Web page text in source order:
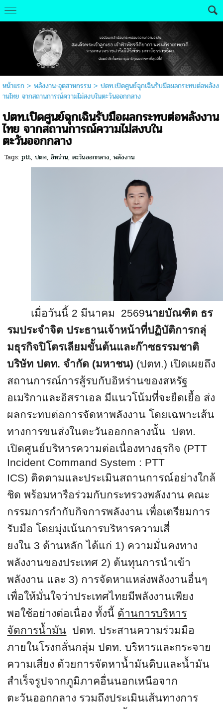
หน้าแรก> พลังงาน-อุตสาหกรรม> ปตท.เปิดศูนย์ฉุกเฉินรับมือผลกระทบต่อพลังง
านไทย จากสถานการณ์ความไม่สงบในตะวันออกกลาง
ปตท.เปิดศูนย์ฉุกเฉินรับมือผลกระทบต่อพลังงาน
ไทย จากสถานการณ์ความไม่สงบใน
ตะวันออกกลาง
Tags: ptt, ปตท, อิหร่าน, ตะวันออกกลาง, พลังงาน
เมื่อวันนี้ 2 มีนาคม 2569นายบัณฑิต ธร
รมประจําจิต ประธานเจ้าหน้าที่ปฏิบัติการกลุ่
มธุรกิจปิโตรเลียมขั้นต้นและก๊าซธรรมชาติ
บริษัท ปตท. จำกัด (มหาชน) (ปตท.) เปิดเผยถึง
สถานการณ์การสู้รบกับอิหร่านของสหรัฐ
อเมริกาและอิสราเอล มีแนวโน้มที่จะยืดเยื้อ ส่ง
ผลกระทบต่อการจัดหาพลังงาน โดยเฉพาะเส้น
ทางการขนส่งในตะวันออกกลางนั้น ปตท.
เปิดศูนย์บริหารความต่อเนื่องทางธุรกิจ (PTT
Incident Command System : PTT
ICS) ติดตามและประเมินสถานการณ์อย่างใกล้
ชิด พร้อมหารือร่วมกับกระทรวงพลังงาน คณะ
กรรมการกำกับกิจการพลังงาน เพื่อเตรียมการ
รับมือ โดยมุ่งเน้นการบริหารความเสี่
ยงใน 3 ด้านหลัก ได้แก่ 1) ความมั่นคงทาง
พลังงานของประเทศ 2) ต้นทุนการนำเข้า
พลังงาน และ 3) การจัดหาแหล่งพลังงานอื่นๆ
เพื่อให้มั่นใจว่าประเทศไทยมีพลังงานเพียง
พอใช้อย่างต่อเนื่อง ทั้งนี้ ด้านการบริหาร
จัดการน้ำมัน ปตท. ประสานความร่วมมือ
ภายในโรงกลั่นกลุ่ม ปตท. บริหารและกระจาย
ความเสี่ยง ด้วยการจัดหาน้ำมันดิบและน้ำมัน
สำเร็จรูปจากภูมิภาคอื่นนอกเหนือจาก
ตะวันออกกลาง รวมถึงประเมินเส้นทางการ